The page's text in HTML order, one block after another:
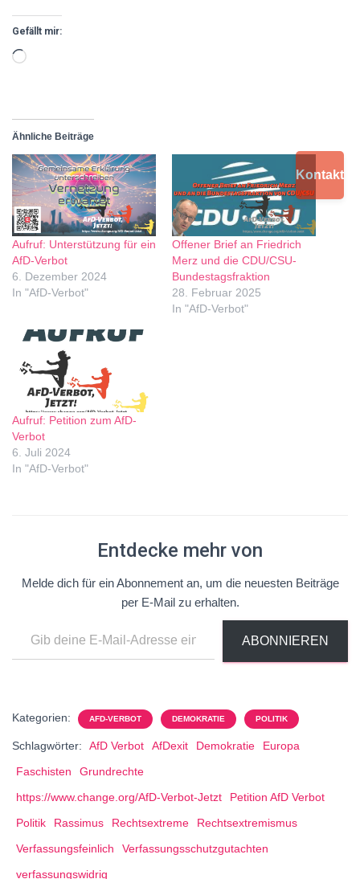
Gefällt mir:
Ähnliche Beiträge
Aufruf: Unterstützung für ein
AfD-Verbot
6. Dezember 2024
In "AfD-Verbot"
Offener Brief an Friedrich
Merz und die CDU/CSU-
Bundestagsfraktion
28. Februar 2025
In "AfD-Verbot"
Aufruf: Petition zum AfD-
Verbot
6. Juli 2024
In "AfD-Verbot"
Entdecke mehr von
Melde dich für ein Abonnement an, um die neuesten Beiträge
per E-Mail zu erhalten.
ABONNIEREN
Kategorien: AFD-VERBOT DEMOKRATIE POLITIK
Schlagwörter: AfD Verbot AfDexit Demokratie
Europa
Faschisten
Grundrechte
https://www.change.org/AfD-Verbot-Jetzt
Petition AfD Verbot
Politik
Rassimus Rechtsextreme
Rechtsextremismus
Verfassungsfeinlich
Verfassungsschutzgutachten
verfassungswidrig
Kontakt